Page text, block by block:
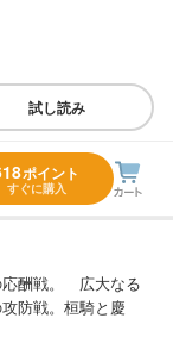
試し読み
ポイント
すぐに購入
応酬戦。 広大なる
防戦。桓騎と慶